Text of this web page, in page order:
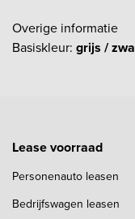
Overige informatie
Basiskleur: grijs /
Lease voorraad
Personenauto leasen
Bedrijfswagen leasen